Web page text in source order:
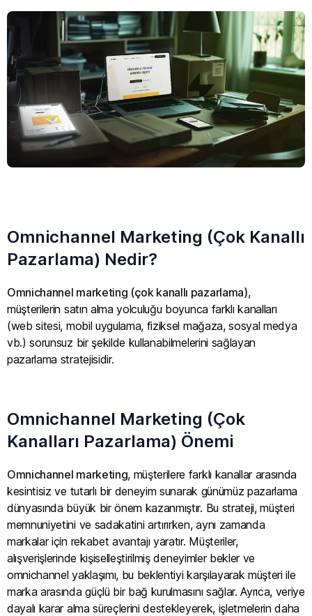
Omnichannel Marketing (Çok Kanallı
Pazarlama) Nedir?
Omnichannel marketing (çok kanallı pazarlama),
müşterilerin satın alma yolculuğu boyunca farklı kanalları
(web sitesi, mobil uygulama, fiziksel mağaza, sosyal medya
vb.) sorunsuz bir şekilde kullanabilmelerini sağlayan
pazarlama stratejisidir.
Omnichannel Marketing (Çok
Kanalları Pazarlama) Önemi
Omnichannel marketing, müşterilere farklı kanallar arasında
kesintisiz ve tutarlı bir deneyim sunarak günümüz pazarlama
dünyasında büyük bir önem kazanmıştır. Bu strateji, müşteri
memnuniyetini ve sadakatini artırırken, aynı zamanda
markalar için rekabet avantajı yaratır. Müşteriler,
alışverişlerinde kişiselleştirilmiş deneyimler bekler ve
omnichannel yaklaşımı, bu beklentiyi karşılayarak müşteri ile
marka arasında güçlü bir bağ kurulmasını sağlar. Ayrıca, veriye
dayalı karar alma süreçlerini destekleyerek, işletmelerin daha